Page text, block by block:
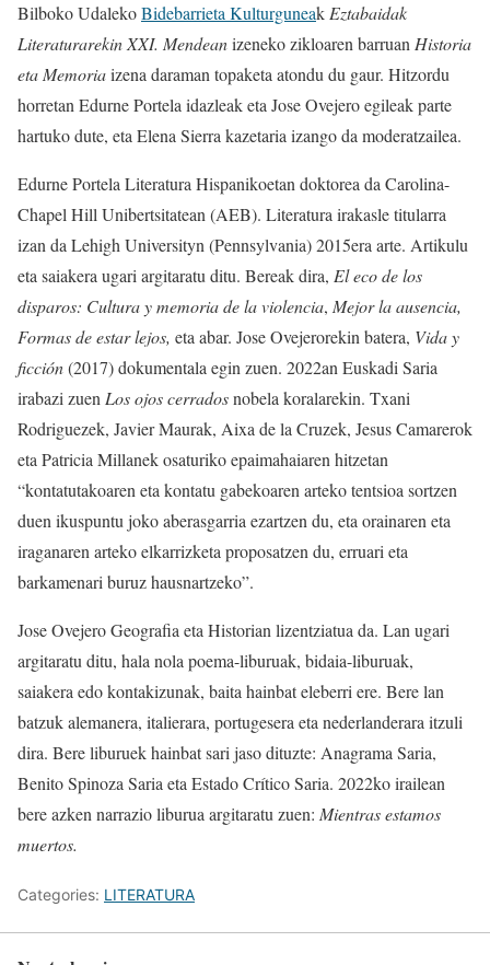
Bilboko UdalekoBidebarrieta KulturguneakEztabaidak
Literaturarekin XXI. Mendeanizeneko zikloaren barruanHistoria
eta Memoriaizena daraman topaketa atondu du gaur. Hitzordu
horretan Edurne Portela idazleak eta Jose Ovejero egileak parte
hartuko dute, eta Elena Sierra kazetaria izango da moderatzailea.
Edurne Portela Literatura Hispanikoetan doktorea da Carolina-
Chapel Hill Unibertsitatean (AEB). Literatura irakasle titularra
izan da Lehigh Universityn (Pennsylvania) 2015era arte. Artikulu
eta saiakera ugari argitaratu ditu. Bereak dira, El eco de los
disparos: Cultura y memoria de la violencia, Mejor la ausencia,
Formas de estar lejos, eta abar. Jose Ovejerorekin batera, Vida y
ficción(2017) dokumentala egin zuen. 2022an Euskadi Saria
irabazi zuenLos ojos cerradosnobela koralarekin. Txani
Rodriguezek, Javier Maurak, Aixa de la Cruzek, Jesus Camarerok
eta Patricia Millanek osaturiko epaimahaiaren hitzetan
“kontatutakoaren eta kontatu gabekoaren arteko tentsioa sortzen
duen ikuspuntu joko aberasgarria ezartzen du, eta orainaren eta
iraganaren arteko elkarrizketa proposatzen du, erruari eta
barkamenari buruz hausnartzeko”.
Jose Ovejero Geografia eta Historian lizentziatua da. Lan ugari
argitaratu ditu, hala nola poema-liburuak, bidaia-liburuak,
saiakera edo kontakizunak, baita hainbat eleberri ere. Bere lan
batzuk alemanera, italierara, portugesera eta nederlanderara itzuli
dira. Bere liburuek hainbat sari jaso dituzte: Anagrama Saria,
Benito Spinoza Saria eta Estado Crítico Saria. 2022ko irailean
bere azken narrazio liburua argitaratu zuen: Mientras estamos
muertos.
Categories: LITERATURA